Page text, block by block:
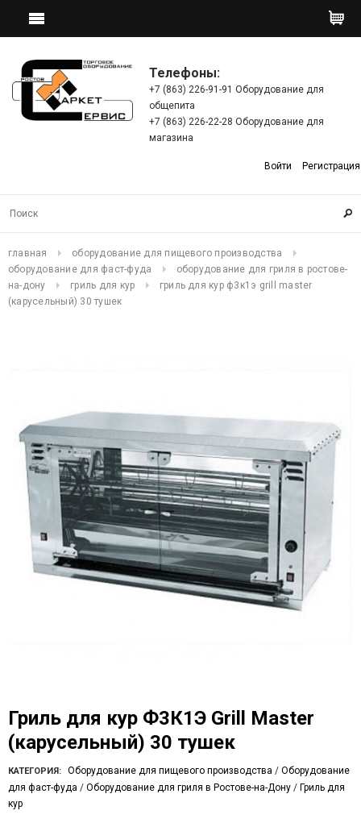
Телефоны:
+7 (863) 226-91-91 Оборудование для
общепита
+7 (863) 226-22-28 Оборудование для
магазина
Войти Регистрация
главная
оборудование для пищевого производства
оборудование для фаст-фуда
оборудование для гриля в ростове-
на-дону
гриль для кур
гриль для кур ф3к1э grill master
(карусельный) 30 тушек
Гриль для кур Ф3К1Э Grill Master
(карусельный) 30 тушек
КАТЕГОРИЯ: Оборудование для пищевого производства / Оборудование
для фаст-фуда / Оборудование для гриля в Ростове-на-Дону / Гриль для
кур